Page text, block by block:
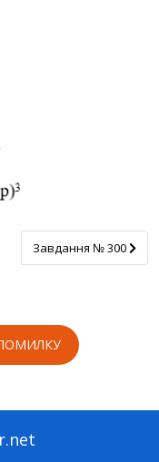
Завдання № 300
Завдання № 300